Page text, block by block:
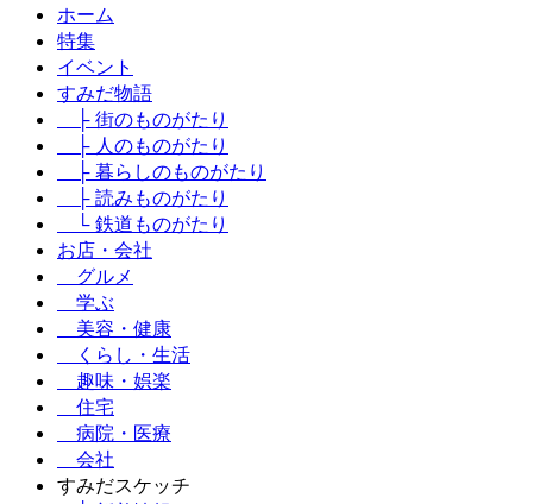
ホーム
特集
イベント
すみだ物語
├ 街のものがたり
├ 人のものがたり
├ 暮らしのものがたり
├ 読みものがたり
└ 鉄道ものがたり
お店・会社
グルメ
学ぶ
美容・健康
くらし・生活
趣味・娯楽
住宅
病院・医療
会社
すみだスケッチ